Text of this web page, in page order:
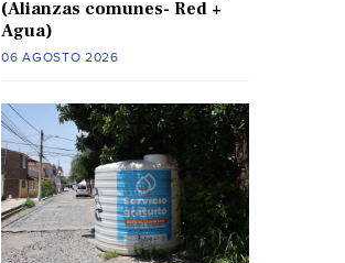
(Alianzas comunes- Red +
Agua)
06 AGOSTO 2026